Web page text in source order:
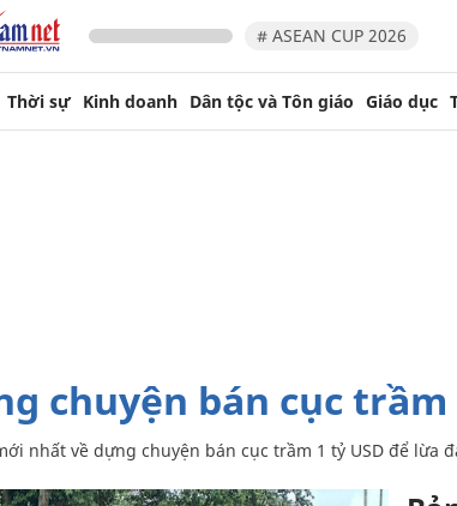
# ASEAN CUP 2026
Thời sự Kinh doanh Dân tộc và Tôn giáo Giáo dục
chuyện bán cục
nhất về dựng chuyện bán cục trầm 1 tỷ USD để lừa